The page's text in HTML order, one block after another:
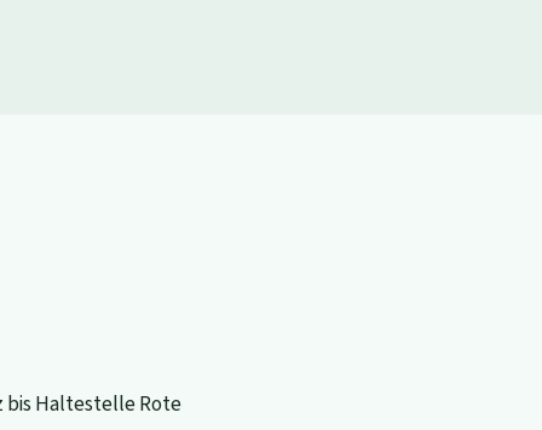
bis Haltestelle Rote